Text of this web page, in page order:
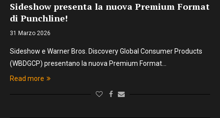
Sideshow presenta la nuova Premium Format
di Punchline!
31 Marzo 2026
Sideshow e Warner Bros. Discovery Global Consumer Products
(WBDGCP) presentano la nuova Premium Format…
Read more